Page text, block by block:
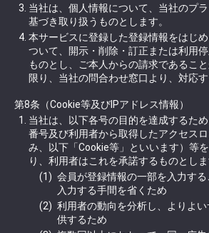
当社は、個人情報について、当社のプ
基づき取り扱うものとします。
本サービスに登録した登録情報をはじ
ついて、開示・削除・訂正または利用
ものとし、ご本人からの請求であるこ
限り、当社の問合わせ窓口より、対応す
第8条（Cookie等及びIPアドレス情報）
当社は、以下各号の目的を達成するた
番号及び利用者から取得したアクセス
み、以下「Cookie等」といいます）等
り、利用者はこれを承諾するものとしま
会員が登録情報の一部を入力す
入力する手間を省くため
利用者の動向を分析し、よりよ
供するため